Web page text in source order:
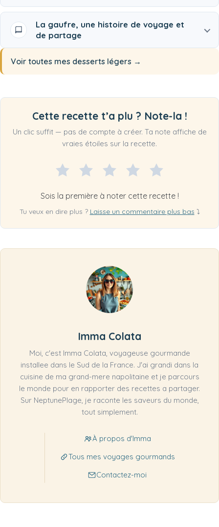
La gaufre, une histoire de voyage et
de partage
Voir toutes mes desserts légers
Cette recette t’a plu ? Note-la !
Un clic suffit — pas de compte à créer. Ta note affiche de
vraies étoiles sur la recette.
Sois la première à noter cette recette !
Tu veux en dire plus ? Laisse un commentaire plus bas ⤵
Imma Colata
Moi, c'est Imma Colata, voyageuse gourmande
installee dans le Sud de la France. J'ai grandi dans la
cuisine de ma grand-mere napolitaine et je parcours
le monde pour en rapporter des recettes a partager.
Sur NeptunePlage, je raconte les saveurs du monde,
tout simplement.
À propos d'Imma
Tous mes voyages gourmands
Contactez-moi